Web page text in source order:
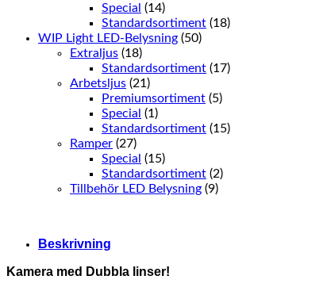
Special (14)
Standardsortiment (18)
WIP Light LED-Belysning (50)
Extraljus (18)
Standardsortiment (17)
Arbetsljus (21)
Premiumsortiment (5)
Special (1)
Standardsortiment (15)
Ramper (27)
Special (15)
Standardsortiment (2)
Tillbehör LED Belysning (9)
Beskrivning
Kamera med Dubbla linser!